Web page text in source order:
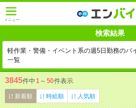
メニュー
検索結果
軽作業・警備・イベント系の週5日勤務のバ
一覧
3845件中1 ～ 50件表示
新着順 時給順 人気順